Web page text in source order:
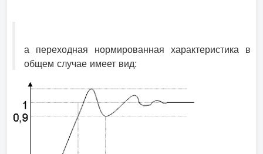
а переходная нормированная характеристика в
общем случае имеет вид: